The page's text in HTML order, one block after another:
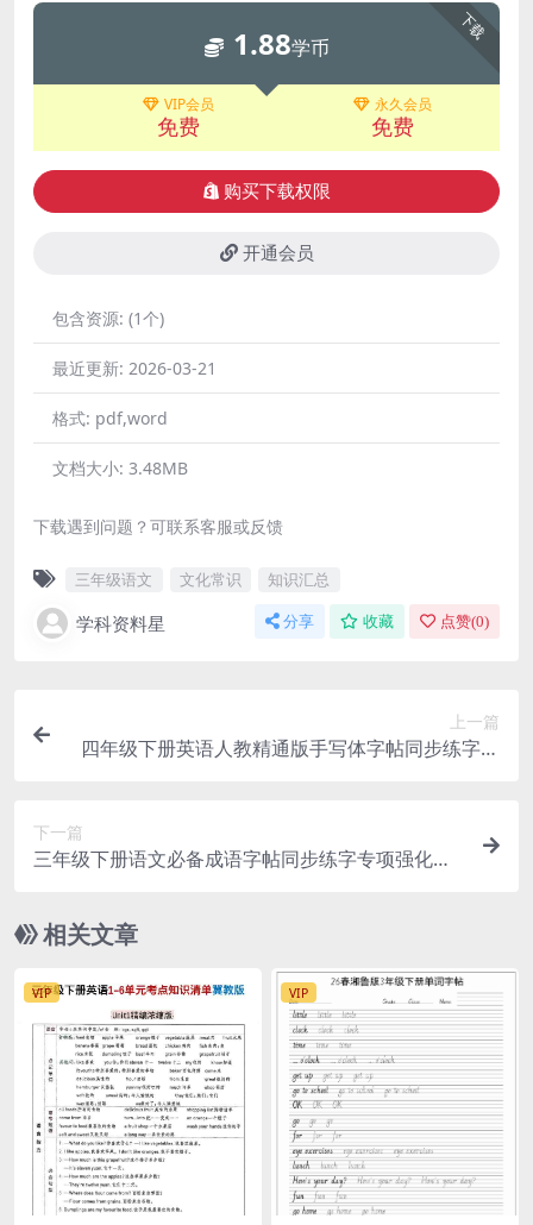
下载
1.88学币
VIP会员
免费
永久会员
免费
购买下载权限
开通会员
包含资源: (1个)
最近更新: 2026-03-21
格式: pdf,word
文档大小: 3.48MB
下载遇到问题？可联系客服或反馈
三年级语文 文化常识 知识汇总
学科资料星 分享 收藏 点赞(0)
上一篇
四年级下册英语人教精通版手写体字帖同步练字专
下一篇
三年级下册语文必备成语字帖同步练字专项强化电
相关文章
VIP VIP